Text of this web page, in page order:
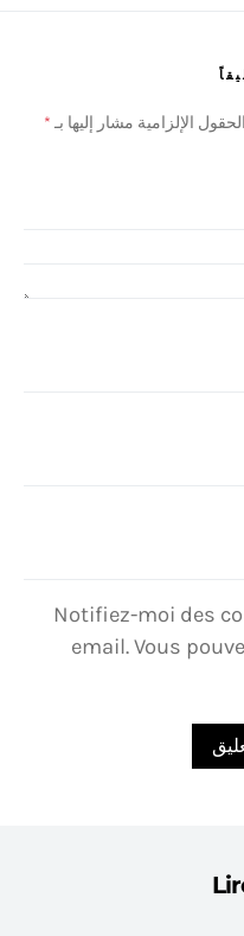
الحقول الإلزامية مشار إليها بـ *
Notifiez-moi des
email. Vous